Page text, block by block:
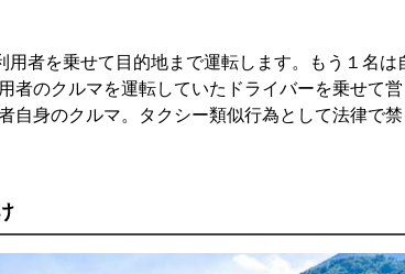
者を乗せて目的地まで運転します。もう１名は
者のクルマを運転していたドライバーを乗せて営
自身のクルマ。タクシー類似行為として法律で禁